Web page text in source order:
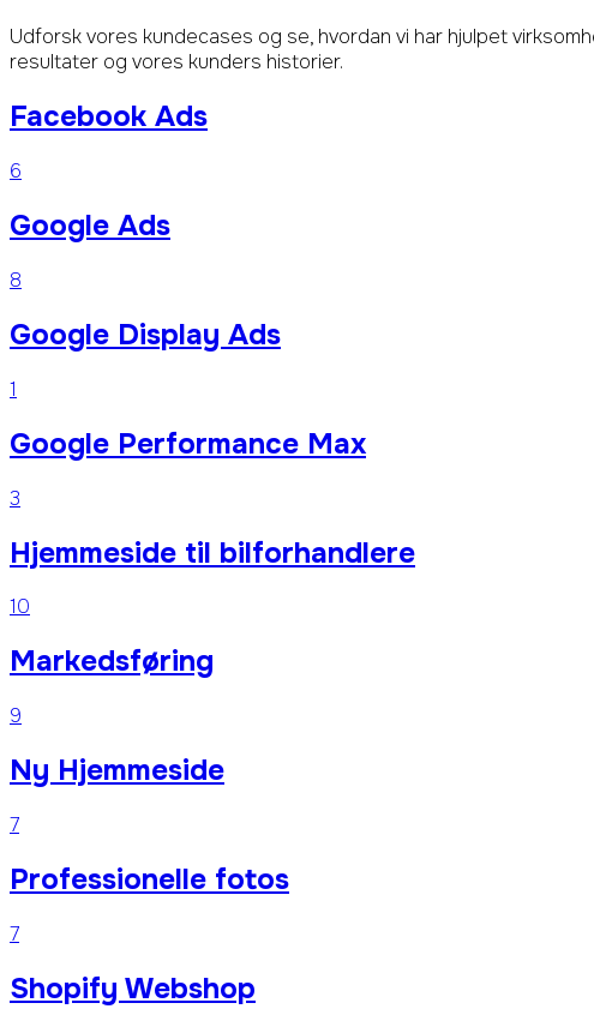
Udforsk vores kundecases og se, hvordan vi har hjulpet
resultater og vores kunders historier.
Facebook Ads
6
Google Ads
8
Google Display Ads
1
Google Performance Max
3
Hjemmeside til bilforhandlere
10
Markedsføring
9
Ny Hjemmeside
7
Professionelle fotos
7
Shopify Webshop